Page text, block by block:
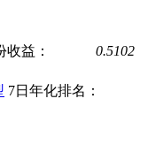
收益： 0.5102
7日年化排名：